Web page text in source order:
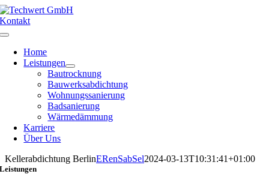
Zum
Inhalt
springen
Kontakt
Toggle
NavigationHome
Leistungen
Bautrocknung
Bauwerksabdichtung
Wohnungssanierung
Badsanierung
Wärmedämmung
Karriere
Über Uns
Kellerabdichtung BerlinERenSabSel2024-03-13T10:31:41+01:00
Leistungen